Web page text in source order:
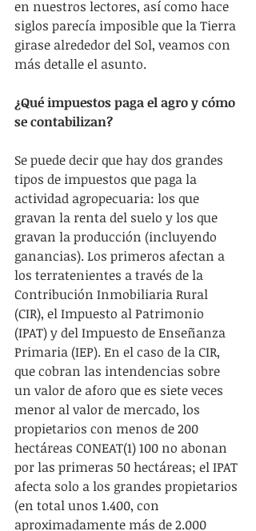
en nuestros lectores, así como hace
siglos parecía imposible que la Tierra
girase alrededor del Sol, veamos con
más detalle el asunto.
¿Qué impuestos paga el agro y cómo
se contabilizan?
Se puede decir que hay dos grandes
tipos de impuestos que paga la
actividad agropecuaria: los que
gravan la renta del suelo y los que
gravan la producción (incluyendo
ganancias). Los primeros afectan a
los terratenientes a través de la
Contribución Inmobiliaria Rural
(CIR), el Impuesto al Patrimonio
(IPAT) y del Impuesto de Enseñanza
Primaria (IEP). En el caso de la CIR,
que cobran las intendencias sobre
un valor de aforo que es siete veces
menor al valor de mercado, los
propietarios con menos de 200
hectáreas CONEAT(1) 100 no abonan
por las primeras 50 hectáreas; el IPAT
afecta solo a los grandes propietarios
(en total unos 1.400, con
aproximadamente más de 2.000